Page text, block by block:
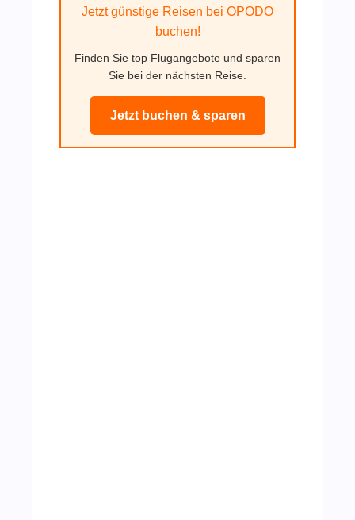
Jetzt günstige Reisen bei OPODO
buchen!
Finden Sie top Flugangebote und sparen
Sie bei der nächsten Reise.
Jetzt buchen & sparen